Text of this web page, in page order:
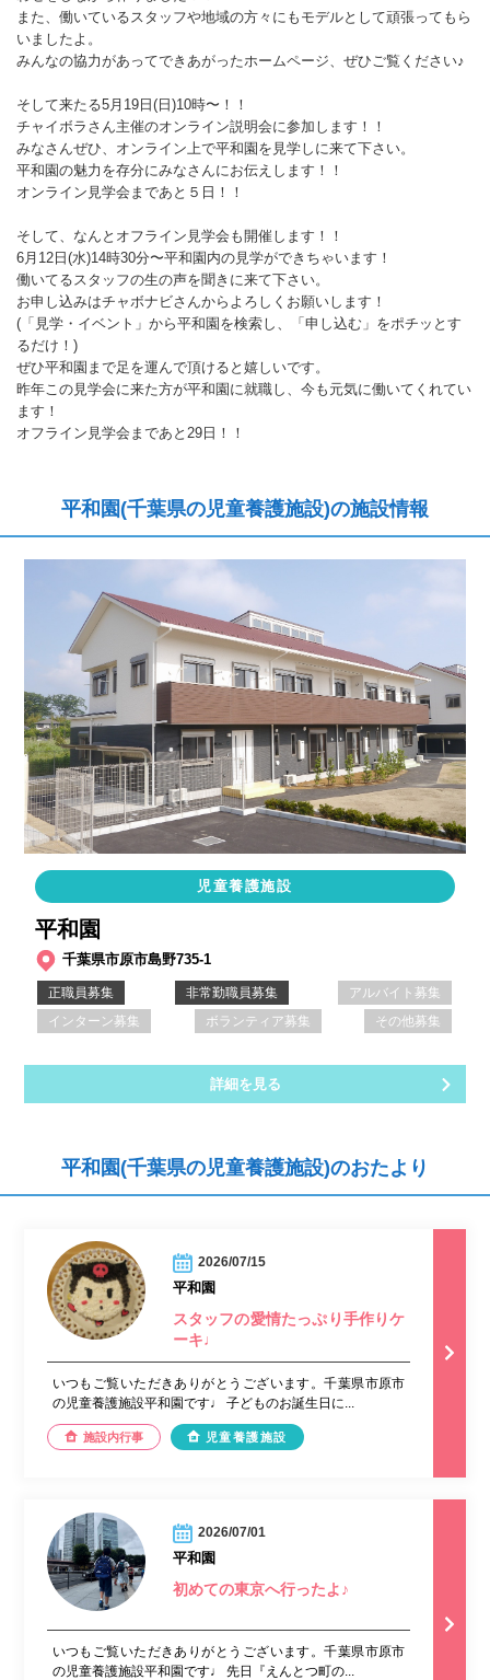
また、働いているスタッフや地域の方々にもモデルとして頑張ってもら
いましたよ。
みんなの協力があってできあがったホームページ、ぜひご覧ください♪
そして来たる5月19日(日)10時〜！！
チャイボラさん主催のオンライン説明会に参加します！！
みなさんぜひ、オンライン上で平和園を見学しに来て下さい。
平和園の魅力を存分にみなさんにお伝えします！！
オンライン見学会まであと５日！！
そして、なんとオフライン見学会も開催します！！
6月12日(水)14時30分〜平和園内の見学ができちゃいます！
働いてるスタッフの生の声を聞きに来て下さい。
お申し込みはチャボナビさんからよろしくお願いします！
(「見学・イベント」から平和園を検索し、「申し込む」をポチッとす
るだけ！)
ぜひ平和園まで足を運んで頂けると嬉しいです。
昨年この見学会に来た方が平和園に就職し、今も元気に働いてくれてい
ます！
オフライン見学会まであと29日！！
平和園(千葉県の児童養護施設)の施設情報
児童養護施設
平和園
千葉県市原市島野735-1
正職員募集 非常勤職員募集
アルバイト募集
インターン募集
ボランティア募集 その他募集
詳細を見る
平和園(千葉県の児童養護施設)のおたより
2026/07/15
平和園
スタッフの愛情たっぷり手作りケ
ーキ♩
いつもご覧いただきありがとうございます。千葉県市原市
の児童養護施設平和園です♩ 子どものお誕生日に...
施設内行事 児童養護施設
2026/07/01
平和園
初めての東京へ行ったよ♪
いつもご覧いただきありがとうございます。千葉県市原市
の児童養護施設平和園です♩ 先日『えんとつ町の...